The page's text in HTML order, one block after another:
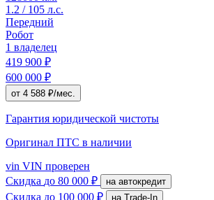
1.2 / 105 л.с.
Передний
Робот
1 владелец
419 900 ₽
600 000 ₽
от 4 588 ₽/мес.
Гарантия юридической чистоты
Оригинал ПТС в наличии
vin VIN проверен
Скидка до 80 000 ₽ на автокредит
Скидка до 100 000 ₽
на Trade-In